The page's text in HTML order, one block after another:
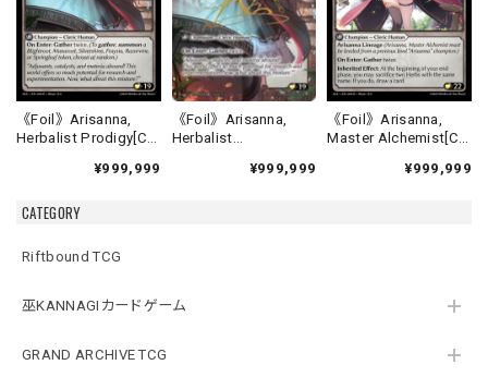
CATEGORY
Riftbound TCG
巫KANNAGIカードゲーム
GRAND ARCHIVE TCG
《Foil》Arisanna,
Herbalist Prodigy[C]
¥999,999
《Foil》Arisanna,
Herbalist
¥999,999
《Foil》Arisanna,
Master Alchemist[C]
¥999,999